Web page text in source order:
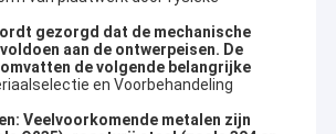
gezorgd dat de mechanische
aan de ontwerpeisen. De
de volgende belangrijke
en Voorbehandeling
Veelvoorkomende metalen zijn